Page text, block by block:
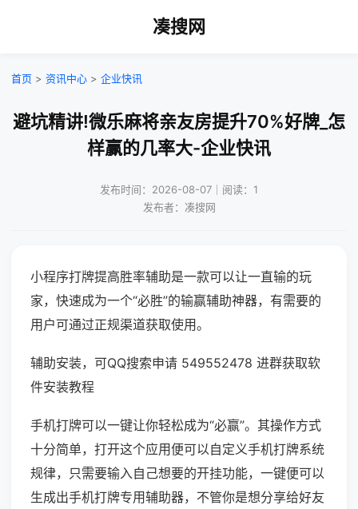
凑搜网
首页 > 资讯中心 > 企业快讯
避坑精讲!微乐麻将亲友房提升70%好牌_怎
样赢的几率大-企业快讯
发布时间：2026-08-07｜阅读：1
发布者：凑搜网
小程序打牌提高胜率辅助是一款可以让一直输的玩
家，快速成为一个“必胜”的输赢辅助神器，有需要的
用户可通过正规渠道获取使用。
辅助安装，可QQ搜索申请 549552478 进群获取软
件安装教程
手机打牌可以一键让你轻松成为“必赢”。其操作方式
十分简单，打开这个应用便可以自定义手机打牌系统
规律，只需要输入自己想要的开挂功能，一键便可以
生成出手机打牌专用辅助器，不管你是想分享给好友